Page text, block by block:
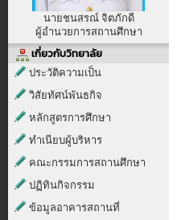
นายชนสรณ์ จิตภักดี
ผู้อำนวยการสถานศึกษา
เกี่ยวกับวิทยาลัย
ประวัติความเป็น
วิสัยทัศน์พันธกิจ
หลักสูตรการศึกษา
ทำเนียบผู้บริหาร
คณะกรรมการสถานศึกษา
ปฏิทินกิจกรรม
ข้อมูลอาคารสถานที่